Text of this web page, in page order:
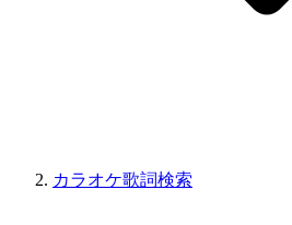
カラオケ歌詞検索